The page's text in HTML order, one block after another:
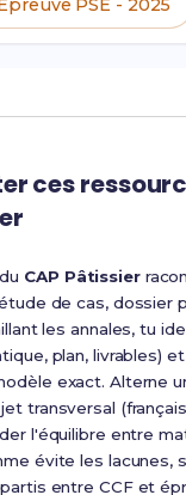
PSE - 2025
ces
CAP Pâtissier
de cas, dossier
les annales, tu
plan, livrables)
exact. Alterne
transversal
l'équilibre entre
évite les lacunes,
entre CCF et